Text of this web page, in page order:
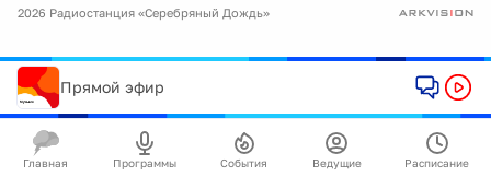
2026 Радиостанция «Серебряный Дождь»
Прямой эфир
Главная Программы События Ведущие Расписание